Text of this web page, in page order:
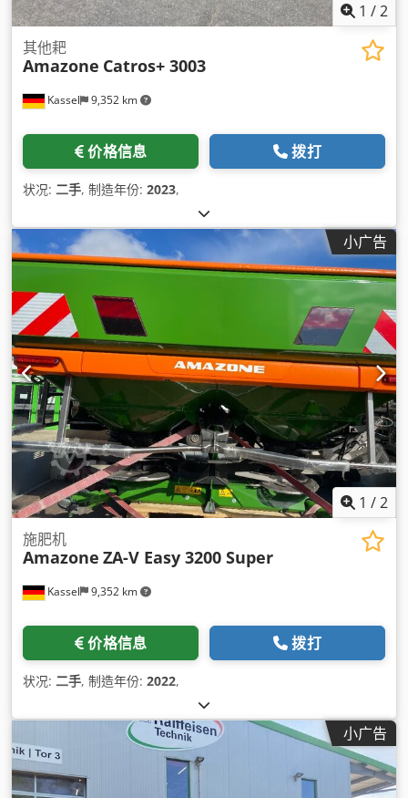
1 /2
Kassel 9,352 km
其他耙
Amazone Catros+ 3003
价格信息 拨打
状况: 二手, 制造年份: 2023,
小广告
1 /2
Kassel 9,352 km
施肥机
Amazone ZA-V Easy 3200 Super
价格信息 拨打
状况: 二手, 制造年份: 2022,
小广告